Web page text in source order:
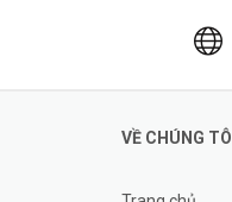
VỀ CHÚNG TÔI